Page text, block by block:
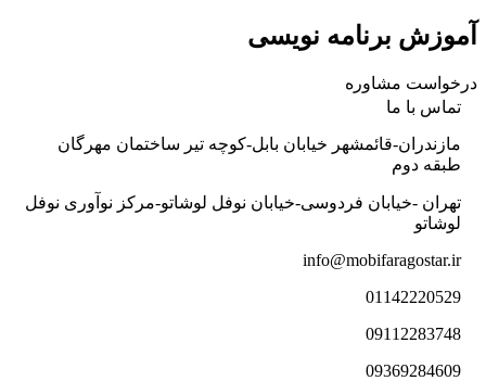
آموزش برنامه نویسی
درخواست مشاوره
تماس با ما
مازندران-قائمشهر خیابان بابل-کوچه تیر ساختمان مهرگان
طبقه دوم
تهران -خیابان فردوسی-خیابان نوفل لوشاتو-مرکز نوآوری نوفل
لوشاتو
info@mobifaragostar.ir
01142220529
09112283748
09369284609